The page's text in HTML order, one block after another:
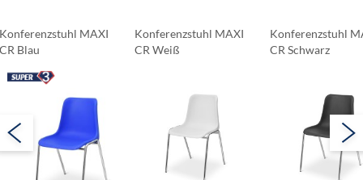
Konferenzstuhl MAXI
CR Blau
Konferenzstuhl MAXI
CR Weiß
Konferenzstuhl
CR Schwarz